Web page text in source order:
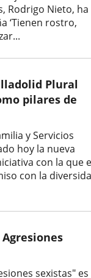
Rodrigo Nieto, ha
‘Tienen rostro,
Plural
pilares de
y Servicios
hoy la nueva
con la que
con la
sexistas" es